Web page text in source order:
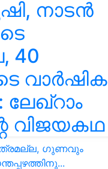
നാടൻ
40
വാർഷിക
വിജയകഥ